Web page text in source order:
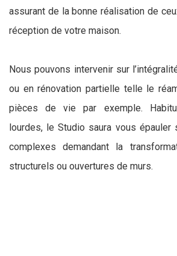
assurant de la bonne réalisation de
réception de votre maison.
Nous pouvons intervenir sur
ou en rénovation partielle telle le
pièces de vie par exemple.
lourdes, le Studio saura vous épauler
complexes demandant la
structurels ou ouvertures de murs.